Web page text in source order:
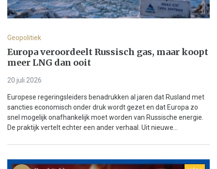
Geopolitiek
Europa veroordeelt Russisch gas, maar koopt
meer LNG dan ooit
20 juli 2026
Europese regeringsleiders benadrukken al jaren dat Rusland met
sancties economisch onder druk wordt gezet en dat Europa zo
snel mogelijk onafhankelijk moet worden van Russische energie.
De praktijk vertelt echter een ander verhaal. Uit nieuwe...